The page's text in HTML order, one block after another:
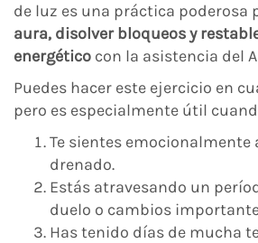
de luz es una práctica poderosa
aura, disolver bloqueos y
energético con la asistencia del
Puedes hacer este ejercicio en
pero es especialmente útil
Te sientes emocionalmente
drenado.
Estás atravesando un
duelo o cambios
Has tenido días de mucha